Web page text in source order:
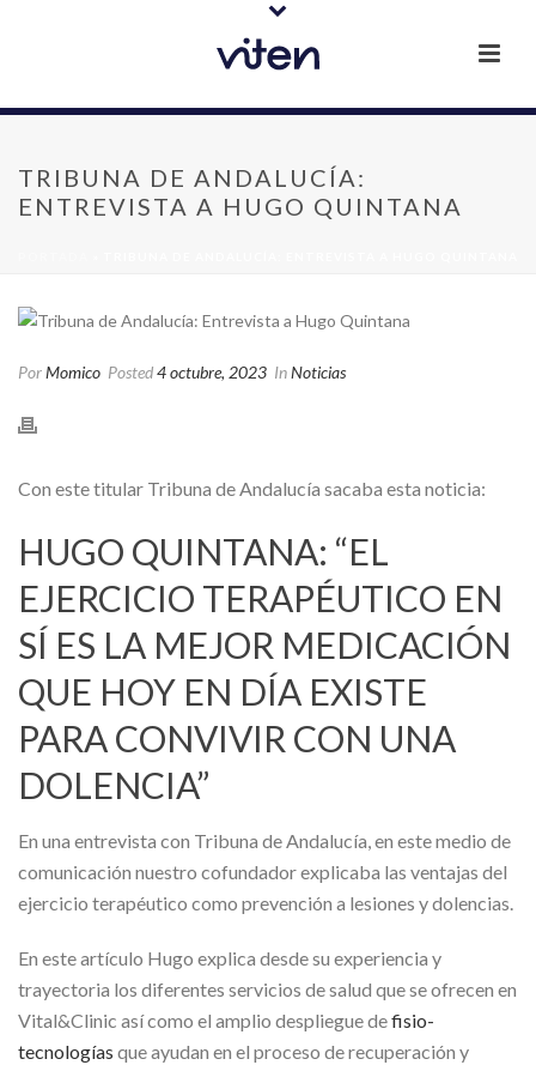
TRIBUNA DE ANDALUCÍA:
ENTREVISTA A HUGO QUINTANA
PorMomico Posted4 octubre, 2023 InNoticias
Con este titular Tribuna de Andalucía sacaba esta noticia:
HUGO QUINTANA: “EL
EJERCICIO TERAPÉUTICO EN
SÍ ES LA MEJOR MEDICACIÓN
QUE HOY EN DÍA EXISTE
PARA CONVIVIR CON UNA
DOLENCIA”
En una entrevista con Tribuna de Andalucía, en este medio de
comunicación nuestro cofundador explicaba las ventajas del
ejercicio terapéutico como prevención a lesiones y dolencias.
En este artículo Hugo explica desde su experiencia y
trayectoria los diferentes servicios de salud que se ofrecen en
Vital&Clinic así como el amplio despliegue defisio-
tecnologías que ayudan en el proceso de recuperación y